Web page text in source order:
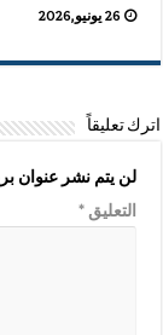
26 يونيو,2026
اترك تعليقاً
لن يتم نشر عنوان
التعليق*